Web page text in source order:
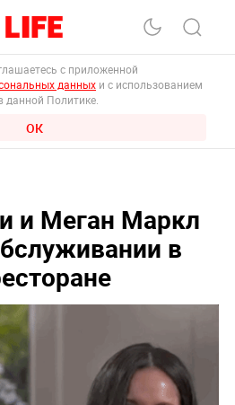
с приложенной
данных и с использованием
данной Политике.
ОК
и Меган Маркл
в